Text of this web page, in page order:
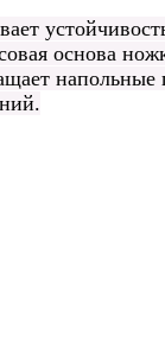
основа
напольные